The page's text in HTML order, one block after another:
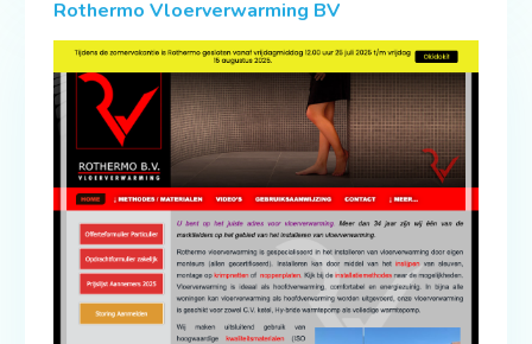
Rothermo Vloerverwarming BV